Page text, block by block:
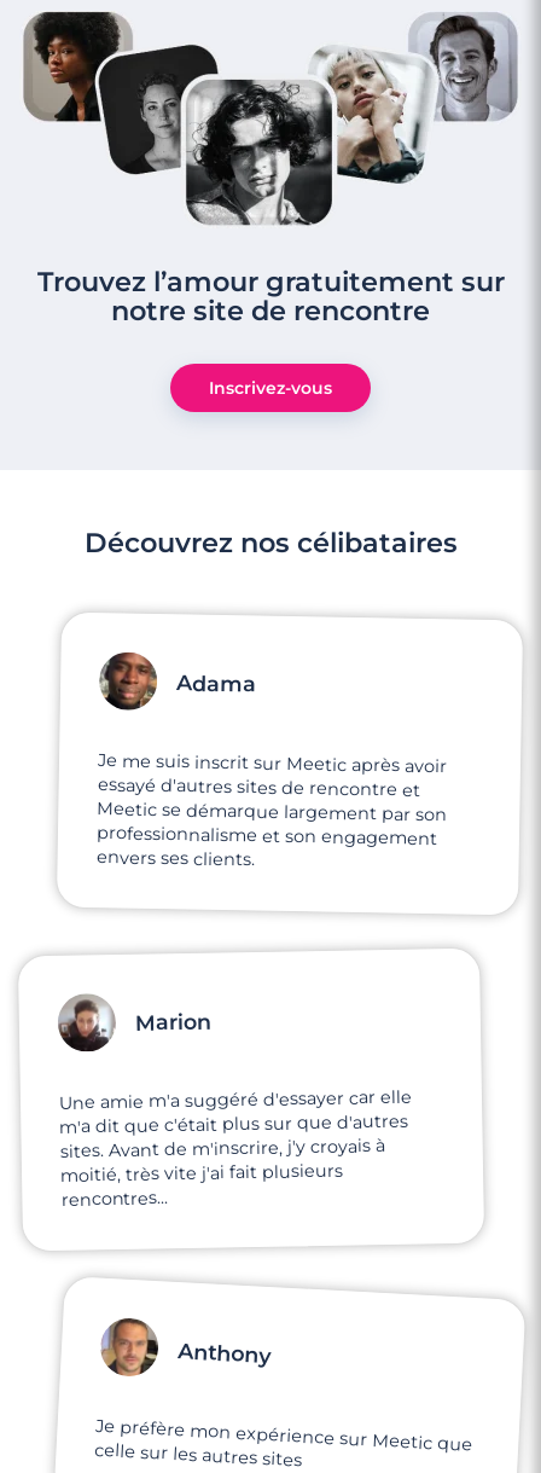
Trouvez l’amour gratuitement sur
notre site de rencontre
Inscrivez-vous
Découvrez nos célibataires
Adama
Je me suis inscrit sur Meetic après avoir
essayé d'autres sites de rencontre et
Meetic se démarque largement par son
professionnalisme et son engagement
envers ses clients.
Marion
Une amie m'a suggéré d'essayer car elle
m'a dit que c'était plus sur que d'autres
sites. Avant de m'inscrire, j'y croyais à
moitié, très vite j'ai fait plusieurs
rencontres...
Anthony
Je préfère mon expérience sur Meetic que
celle sur les autres sites